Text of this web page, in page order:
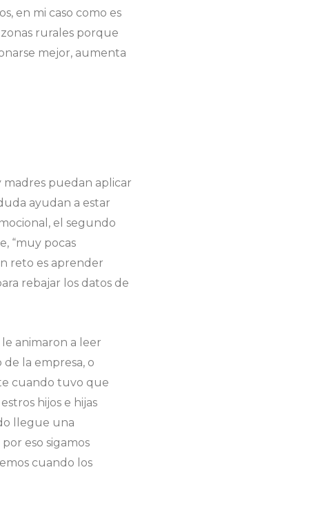
en mi caso como es
zonas rurales porque
mejor, aumenta
madres puedan aplicar
ayudan a estar
el segundo
“muy pocas
reto es aprender
rebajar los datos de
animaron a leer
la empresa, o
cuando tuvo que
hijos e hijas
llegue una
eso sigamos
cuando los